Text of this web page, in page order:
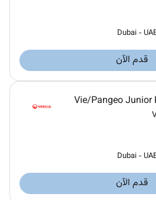
Dubai -
قدم الآن
Vie/Pangeo Junior
Dubai -
قدم الآن